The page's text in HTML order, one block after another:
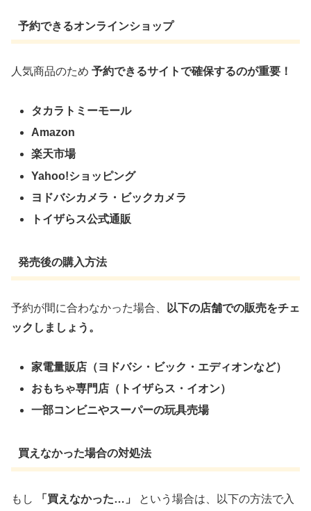
予約できるオンラインショップ
人気商品のため 予約できるサイトで確保するのが重要！
タカラトミーモール
Amazon
楽天市場
Yahoo!ショッピング
ヨドバシカメラ・ビックカメラ
トイザらス公式通販
発売後の購入方法
予約が間に合わなかった場合、
以下の店舗での販売をチェ
ックしましょう。
家電量販店（ヨドバシ・ビック・エディオンなど）
おもちゃ専門店（トイザらス・イオン）
一部コンビニやスーパーの玩具売場
買えなかった場合の対処法
もし 「買えなかった…」
という場合は、以下の方法で入